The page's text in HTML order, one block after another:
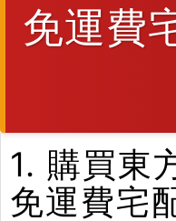
免運費
1. 購買東
免運費宅